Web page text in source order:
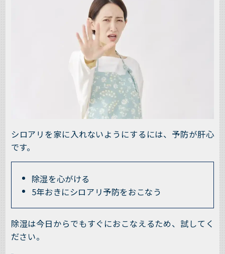
シロアリを家に入れないようにするには、予防が肝心
です。
除湿を心がける
5年おきにシロアリ予防をおこなう
除湿は今日からでもすぐにおこなえるため、試してく
ださい。